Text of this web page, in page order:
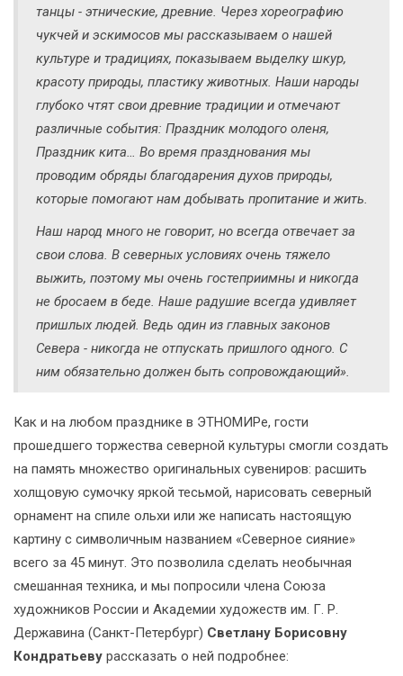
танцы - этнические, древние. Через хореографию
чукчей и эскимосов мы рассказываем о нашей
культуре и традициях, показываем выделку шкур,
красоту природы, пластику животных. Наши народы
глубоко чтят свои древние традиции и отмечают
различные события: Праздник молодого оленя,
Праздник кита… Во время празднования мы
проводим обряды благодарения духов природы,
которые помогают нам добывать пропитание и жить.
Наш народ много не говорит, но всегда отвечает за
свои слова. В северных условиях очень тяжело
выжить, поэтому мы очень гостеприимны и никогда
не бросаем в беде. Наше радушие всегда удивляет
пришлых людей. Ведь один из главных законов
Севера - никогда не отпускать пришлого одного. С
ним обязательно должен быть сопровождающий».
Как и на любом празднике в ЭТНОМИРе, гости
прошедшего торжества северной культуры смогли создать
на память множество оригинальных сувениров: расшить
холщовую сумочку яркой тесьмой, нарисовать северный
орнамент на спиле ольхи или же написать настоящую
картину с символичным названием «Северное сияние»
всего за 45 минут. Это позволила сделать необычная
смешанная техника, и мы попросили члена Союза
художников России и Академии художеств им. Г. Р.
Державина (Санкт-Петербург) Светлану Борисовну
Кондратьеву рассказать о ней подробнее: